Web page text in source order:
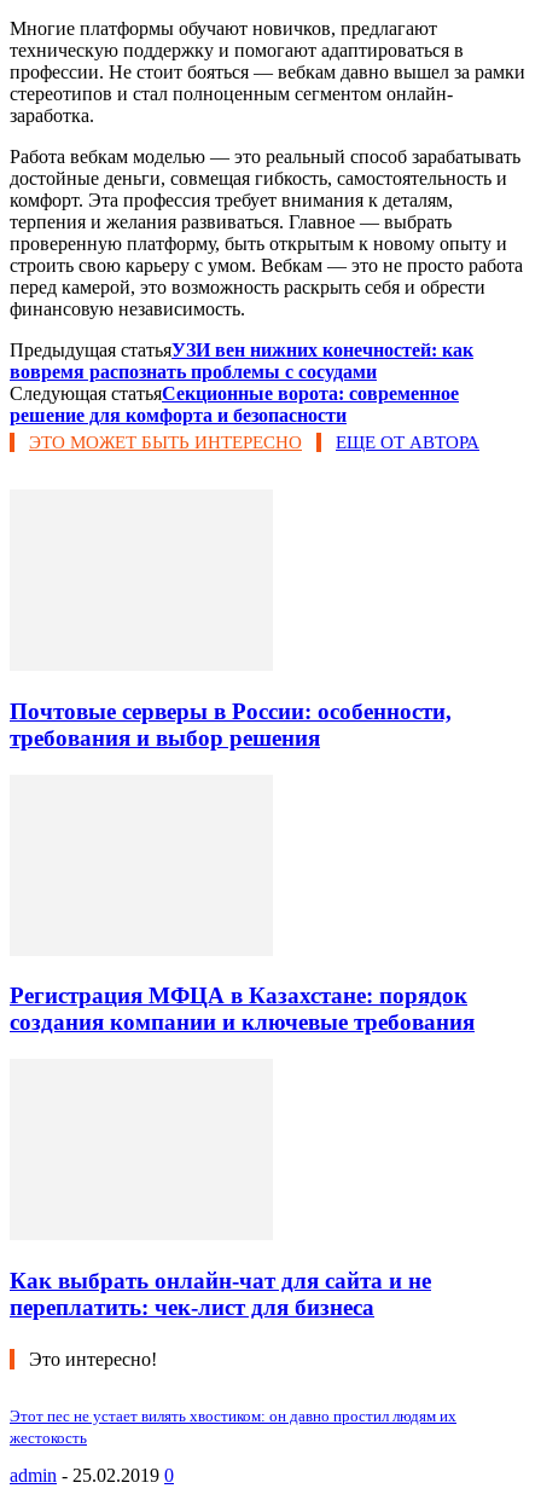
Многие платформы обучают новичков, предлагают
техническую поддержку и помогают адаптироваться в
профессии. Не стоит бояться — вебкам давно вышел за рамки
стереотипов и стал полноценным сегментом онлайн-
заработка.
Работа вебкам моделью — это реальный способ зарабатывать
достойные деньги, совмещая гибкость, самостоятельность и
комфорт. Эта профессия требует внимания к деталям,
терпения и желания развиваться. Главное — выбрать
проверенную платформу, быть открытым к новому опыту и
строить свою карьеру с умом. Вебкам — это не просто работа
перед камерой, это возможность раскрыть себя и обрести
финансовую независимость.
Предыдущая статьяУЗИ вен нижних конечностей: как
вовремя распознать проблемы с сосудами
Следующая статьяСекционные ворота: современное
решение для комфорта и безопасности
ЭТО МОЖЕТ БЫТЬ ИНТЕРЕСНО ЕЩЕ ОТ АВТОРА
Почтовые серверы в России: особенности,
требования и выбор решения
Регистрация МФЦА в Казахстане: порядок
создания компании и ключевые требования
Как выбрать онлайн-чат для сайта и не
переплатить: чек-лист для бизнеса
Это интересно!
Этот пес не устает вилять хвостиком: он давно простил людям их
жестокость
admin - 25.02.2019 0